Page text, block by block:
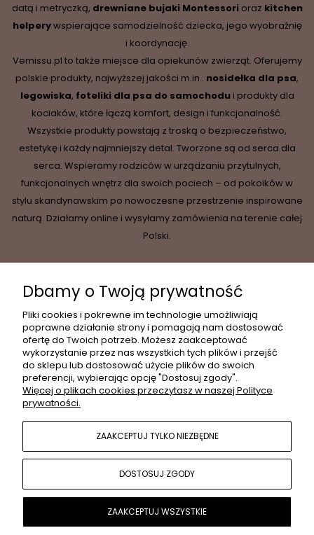
datą i metryczką, drewniane bujaki Montessorioraz kitchen
helperywspierające samodzielność dziecka, jego wyobraźnię
i koordynację.
Vemissu.pl to także miejsce dla opiekunów zwierząt. Oferujemy
polskie produkty, najwyższej jakości m.in.: nosidełka dla psa,
legowiska, foteliki dla psa do samochodui produkty dla
kociaków, które łączą komfort, design i funkcjonalność.
Wszystkie produkty powstają z troską o bezpieczeństwo,
estetykę i każdy najmniejszy detal. Tworzone są od serca dla
serca. Wspieramy rodziców w urządzaniu przytulnych,
funkcjonalnych wnętrz dla swoich pociech – od pokoików w
stylu skandynawskim po nowoczesne przestrzenie inspirowane
naturą. Działamy online i wysyłamy zamówienia na terenie całej
Polski.
INFORMACJE
MOJE KONTO
POPULARNE KATEGORIE
O NAS
Dbamy o Twoją prywatność
Pliki cookies i pokrewne im technologie umożliwiają
poprawne działanie strony i pomagają nam dostosować
ofertę do Twoich potrzeb. Możesz zaakceptować
wykorzystanie przez nas wszystkich tych plików i przejść
do sklepu lub dostosować użycie plików do swoich
preferencji, wybierając opcję "Dostosuj zgody".
Więcej o plikach cookies przeczytasz w naszej Polityce
prywatności.
ZAAKCEPTUJ TYLKO NIEZBĘDNE
DOSTOSUJ ZGODY
ZAAKCEPTUJ WSZYSTKIE